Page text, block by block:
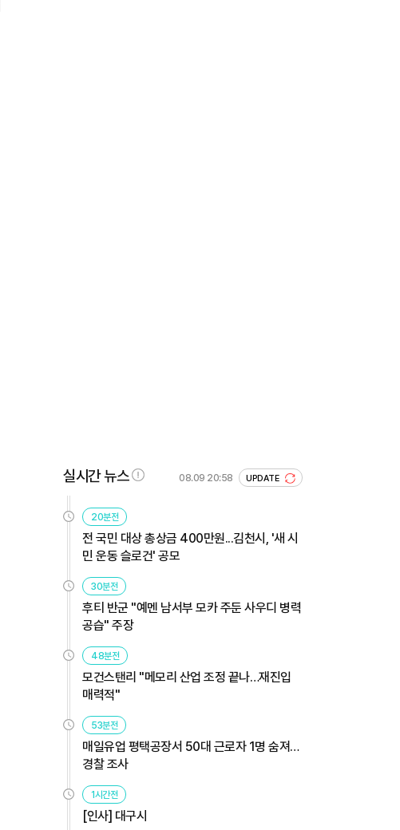
실시간 뉴스 08.09 20:58 UPDATE
20분전
전 국민 대상 총상금 400만원...김천시, '새 시
민 운동 슬로건' 공모
30분전
후티 반군 "예멘 남서부 모카 주둔 사우디 병력
공습" 주장
48분전
모건스탠리 "메모리 산업 조정 끝나…재진입
매력적"
53분전
매일유업 평택공장서 50대 근로자 1명 숨져…
경찰 조사
1시간전
[인사] 대구시